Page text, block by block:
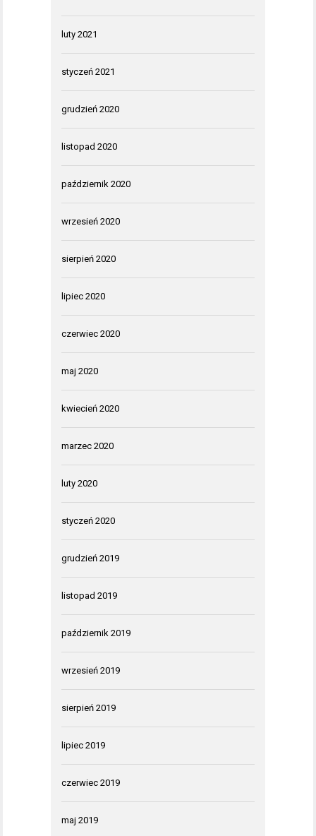
luty 2021
styczeń 2021
grudzień 2020
listopad 2020
październik 2020
wrzesień 2020
sierpień 2020
lipiec 2020
czerwiec 2020
maj 2020
kwiecień 2020
marzec 2020
luty 2020
styczeń 2020
grudzień 2019
listopad 2019
październik 2019
wrzesień 2019
sierpień 2019
lipiec 2019
czerwiec 2019
maj 2019